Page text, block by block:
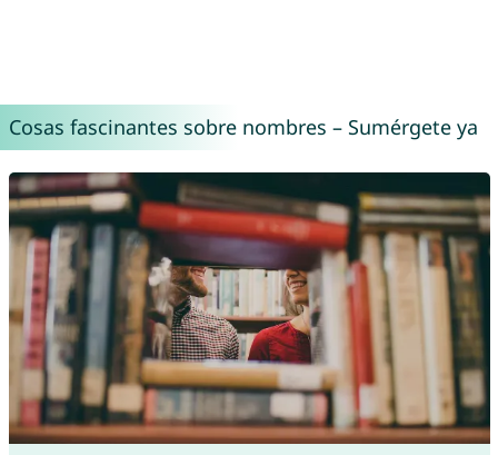
Cosas fascinantes sobre nombres – Sumérgete ya